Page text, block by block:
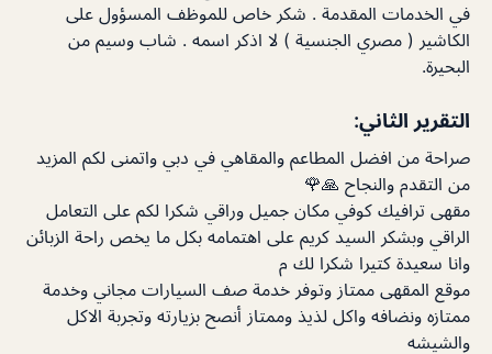
في الخدمات المقدمة . شكر خاص للموظف المسؤول على
الكاشير ( مصري الجنسية ) لا اذكر اسمه . شاب وسيم من
البحيرة.
التقرير الثاني:
صراحة من افضل المطاعم والمقاهي في دبي واتمنى لكم المزيد
من التقدم والنجاح 🙏🌹
مقهى ترافيك كوفي مكان جميل وراقي شكرا لكم على التعامل
الراقي وبشكر السيد كريم على اهتمامه بكل ما يخص راحة الزبائن
وانا سعيدة كتيرا شكرا لك م
موقع المقهى ممتاز وتوفر خدمة صف السيارات مجاني وخدمة
ممتازه ونضافه واكل لذيذ وممتاز أنصح بزيارته وتجربة الاكل
والشيشه